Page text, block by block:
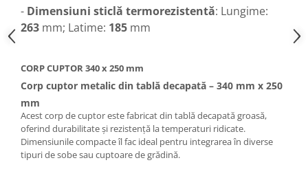
- Dimensiuni sticlă termorezistentă: Lungime:
263 mm; Latime: 185 mm
CORP CUPTOR 340 x 250 mm
Corp cuptor metalic din tablă decapată – 340 mm x 250
mm
Acest corp de cuptor este fabricat din tablă decapată groasă,
oferind durabilitate și rezistență la temperaturi ridicate.
Dimensiunile compacte îl fac ideal pentru integrarea în diverse
tipuri de sobe sau cuptoare de grădină.